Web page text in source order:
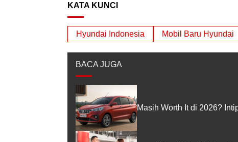
KATA KUNCI
Hyundai Indonesia Mobil Baru Hyundai
BACA JUGA
Masih Worth It di 2026?